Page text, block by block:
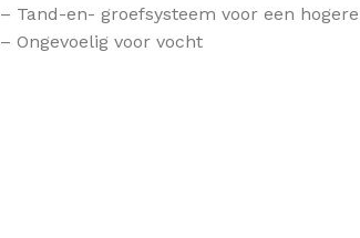
– Tand-en- groefsysteem voor een
– Ongevoelig voor vocht